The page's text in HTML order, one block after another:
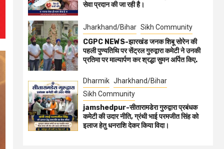
सेवा प्रदान की जा रही है।
Jharkhand/Bihar Sikh Community
CGPC NEWS-झारखंड जनक शिबू सोरेन की
पहली पुण्यतिथि पर सेंट्रल गुरुद्वारा कमेटी ने उनकी
प्रतिमा पर माल्यार्पण कर श्रद्धा सुमन अर्पित किए.
Dharmik Jharkhand/Bihar
Sikh Community
jamshedpur-सीतारामडेरा गुरुद्वारा प्रबंधक
कमेटी की उदार नीति, ग्रंथी भाई परमजीत सिंह को
इलाज हेतु धनराशि देकर किया विदा।